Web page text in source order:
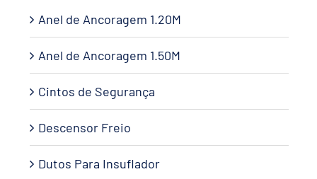
Anel de Ancoragem 1.20M
Anel de Ancoragem 1.50M
Cintos de Segurança
Descensor Freio
Dutos Para Insuflador